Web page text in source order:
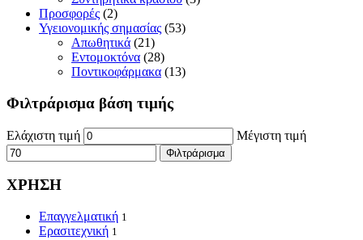
Προσφορές (2)
Υγειονομικής σημασίας (53)
Απωθητικά (21)
Εντομοκτόνα (28)
Ποντικοφάρμακα (13)
Φιλτράρισμα βάση τιμής
Ελάχιστη τιμή Μέγιστη τιμή
Φιλτράρισμα
ΧΡΗΣΗ
Επαγγελματική 1
Ερασιτεχνική 1